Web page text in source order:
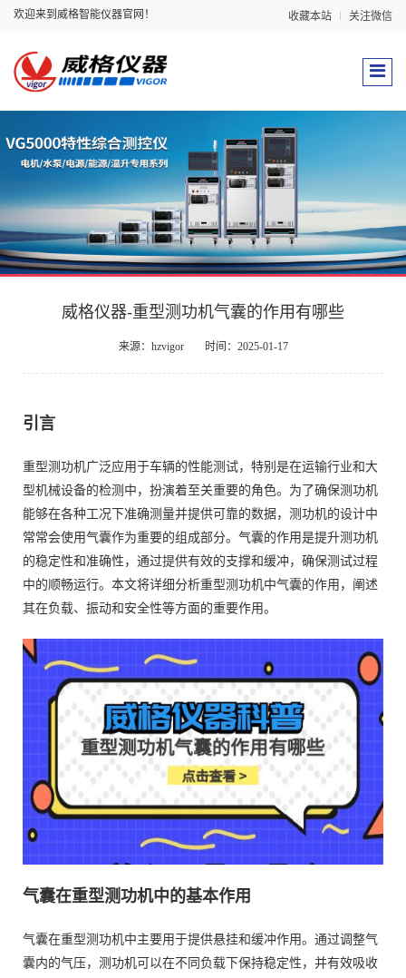
欢迎来到威格智能仪器官网！ 收藏本站 关注微信
威格仪器-重型测功机气囊的作用有哪些
来源：hzvigor 时间：2025-01-17
引言
重型测功机广泛应用于车辆的性能测试，特别是在运输行业和大
型机械设备的检测中，扮演着至关重要的角色。为了确保测功机
能够在各种工况下准确测量并提供可靠的数据，测功机的设计中
常常会使用气囊作为重要的组成部分。气囊的作用是提升测功机
的稳定性和准确性，通过提供有效的支撑和缓冲，确保测试过程
中的顺畅运行。本文将详细分析重型测功机中气囊的作用，阐述
其在负载、振动和安全性等方面的重要作用。
气囊在重型测功机中的基本作用
气囊在重型测功机中主要用于提供悬挂和缓冲作用。通过调整气
囊内的气压，测功机可以在不同负载下保持稳定性，并有效吸收